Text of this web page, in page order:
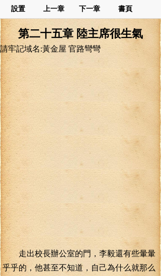
設置 上一章 下一章 書頁
第二十五章 陸主席很生氣
請牢記域名:黃金屋 官路彎彎
走出校長辦公室的門，李毅還有些暈暈
乎乎的，他甚至不知道，自己為什么就那么